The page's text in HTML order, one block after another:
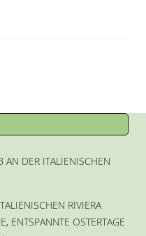
DER ITALIENISCHEN
RIVIERA
ENTSPANNTE OSTERTAGE